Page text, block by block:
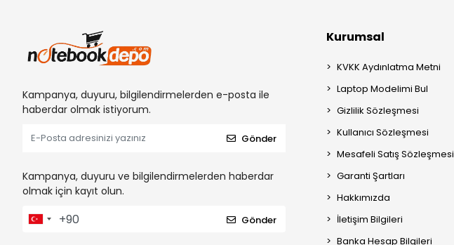
Kampanya, duyuru, bilgilendirmelerden e-posta ile
haberdar olmak istiyorum.
Gönder
Kampanya, duyuru ve bilgilendirmelerden haberdar
olmak için kayıt olun.
Gönder
Kurumsal
KVKK Aydınlatma Metni
Laptop Modelimi Bul
Gizlilik Sözleşmesi
Kullanıcı Sözleşmesi
Mesafeli Satış Sözleşmesi
Garanti Şartları
Hakkımızda
İletişim Bilgileri
Banka Hesap Bilgileri